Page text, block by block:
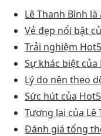
Lê Thanh Bình là
Vẻ đẹp nổi bật
Trải nghiệm
Sự khác biệt của
Lý do nên theo
Sức hút của
Tương lai của Lê
Đánh giá tổng